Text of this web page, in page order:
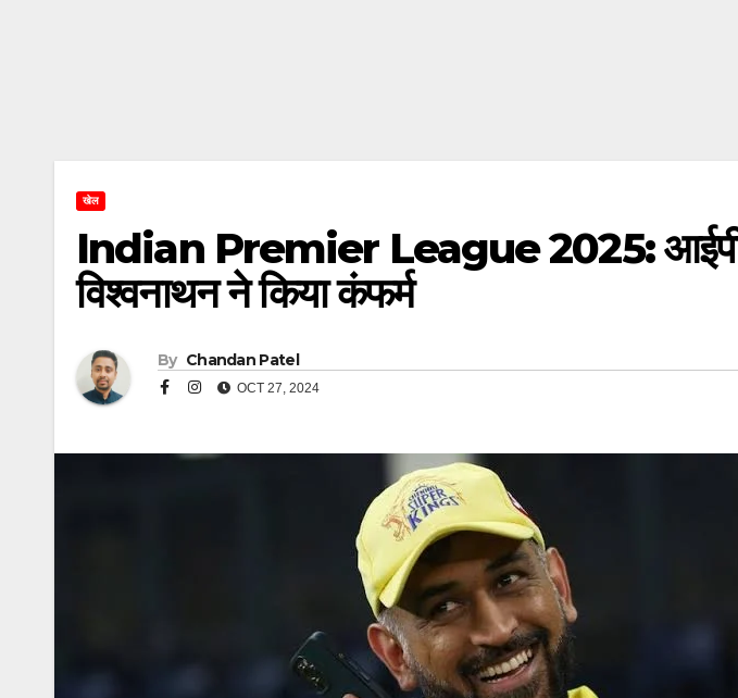
खेल
Indian Premier League 2025:
विश्वनाथन ने किया कंफर्म
By Chandan Patel
OCT 27, 2024